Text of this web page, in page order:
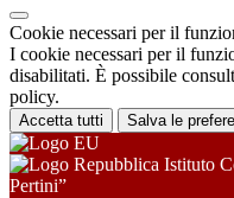
Cookie necessari per il
I cookie necessari per il
disabilitati. È possibile
policy.
Accetta tutti Salva le
Istituto
Pertini”